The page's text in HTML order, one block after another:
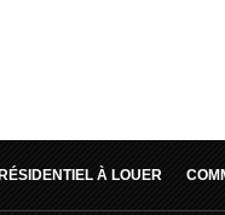
RÉSIDENTIEL À LOUER